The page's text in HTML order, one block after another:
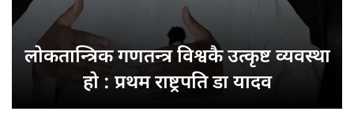
लोकतान्त्रिक गणतन्त्रविश्वकै उत्कृष्ट व्यवस्था
हो : प्रथम राष्ट्रपति डा यादव